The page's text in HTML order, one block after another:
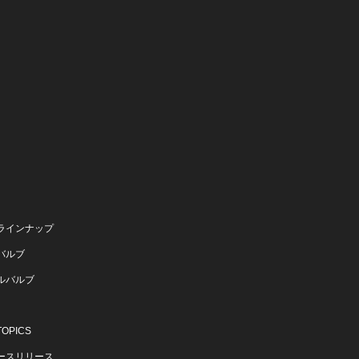
インナップ
ルブ
バルブ
スリリース